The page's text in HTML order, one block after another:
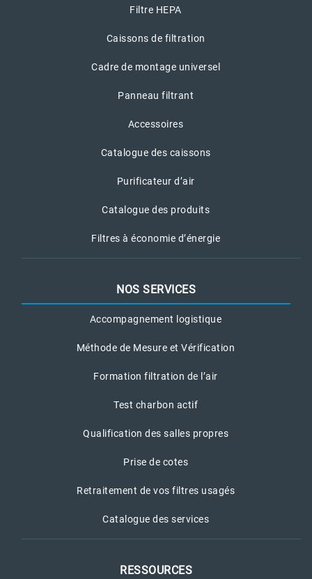
Filtre HEPA
Caissons de filtration
Cadre de montage universel
Panneau filtrant
Accessoires
Catalogue des caissons
Purificateur d’air
Catalogue des produits
Filtres à économie d’énergie
NOS SERVICES
Accompagnement logistique
Méthode de Mesure et Vérification
Formation filtration de l’air
Test charbon actif
Qualification des salles propres
Prise de cotes
Retraitement de vos filtres usagés
Catalogue des services
RESSOURCES